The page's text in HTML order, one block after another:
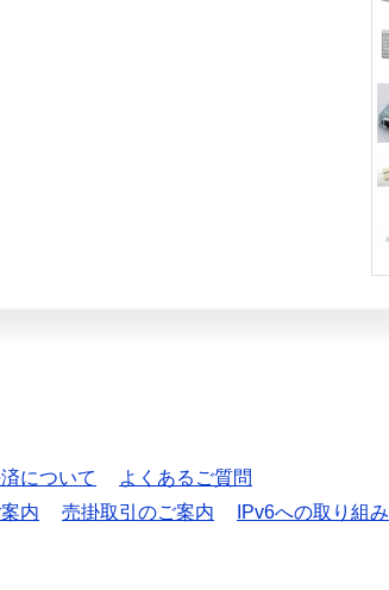
について
よくあるご質問
内 売掛取引のご案内
IPv6への取り組み